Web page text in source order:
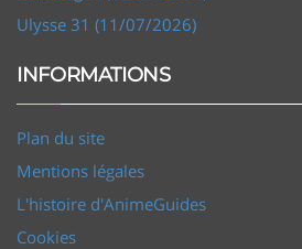
Ulysse 31 (11/07/2026)
INFORMATIONS
Plan du site
Mentions légales
L'histoire d'AnimeGuides
Cookies